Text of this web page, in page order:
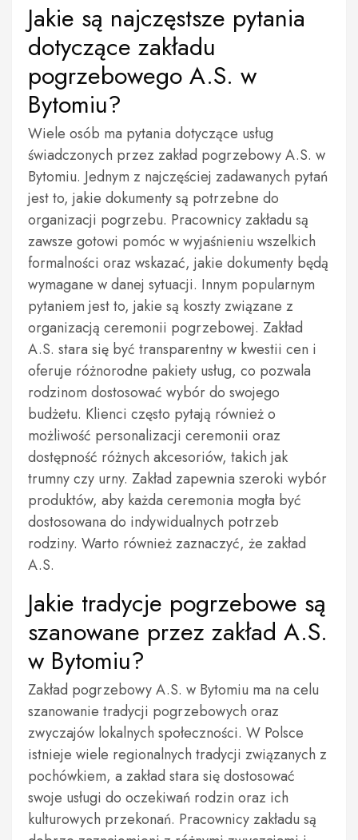
Jakie są najczęstsze pytania
dotyczące zakładu
pogrzebowego A.S. w
Bytomiu?
Wiele osób ma pytania dotyczące usług
świadczonych przez zakład pogrzebowy A.S. w
Bytomiu. Jednym z najczęściej zadawanych pytań
jest to, jakie dokumenty są potrzebne do
organizacji pogrzebu. Pracownicy zakładu są
zawsze gotowi pomóc w wyjaśnieniu wszelkich
formalności oraz wskazać, jakie dokumenty będą
wymagane w danej sytuacji. Innym popularnym
pytaniem jest to, jakie są koszty związane z
organizacją ceremonii pogrzebowej. Zakład
A.S. stara się być transparentny w kwestii cen i
oferuje różnorodne pakiety usług, co pozwala
rodzinom dostosować wybór do swojego
budżetu. Klienci często pytają również o
możliwość personalizacji ceremonii oraz
dostępność różnych akcesoriów, takich jak
trumny czy urny. Zakład zapewnia szeroki wybór
produktów, aby każda ceremonia mogła być
dostosowana do indywidualnych potrzeb
rodziny. Warto również zaznaczyć, że zakład
A.S.
Jakie tradycje pogrzebowe są
szanowane przez zakład A.S.
w Bytomiu?
Zakład pogrzebowy A.S. w Bytomiu ma na celu
szanowanie tradycji pogrzebowych oraz
zwyczajów lokalnych społeczności. W Polsce
istnieje wiele regionalnych tradycji związanych z
pochówkiem, a zakład stara się dostosować
swoje usługi do oczekiwań rodzin oraz ich
kulturowych przekonań. Pracownicy zakładu są